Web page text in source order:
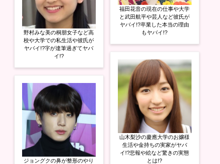
野村みな美の桐朋女子など高
校や大学での私生活や彼氏が
ヤバイ!?字が達筆過ぎてヤバ
イ!?
ジョングクの鼻が整形のやり
福田花音の現在の仕事や大学
と武田航平や芸人など彼氏が
ヤバイ!?卒業した本当の理由
もヤバイ!?
山木梨沙の慶應大学のお嬢様
生活や金持ちの実家がヤバ
イ!?悲報や絵など驚きの実態
とは!?